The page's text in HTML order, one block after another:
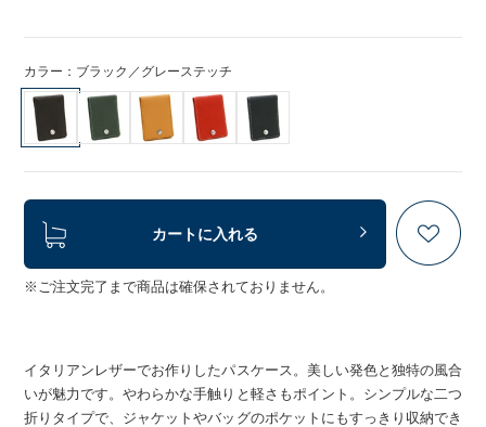
カラー：ブラック／グレーステッチ
カートに入れる
※ご注文完了まで商品は確保されておりません。
イタリアンレザーでお作りしたパスケース。美しい発色と独特の風合
いが魅力です。やわらかな手触りと軽さもポイント。シンプルな二つ
折りタイプで、ジャケットやバッグのポケットにもすっきり収納でき